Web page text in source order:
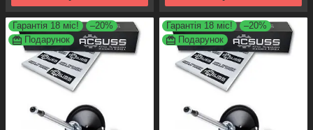
Гарантія 18 міс!
–20%
Подарунок
Гарантія 18 міс!
–20%
Подарунок